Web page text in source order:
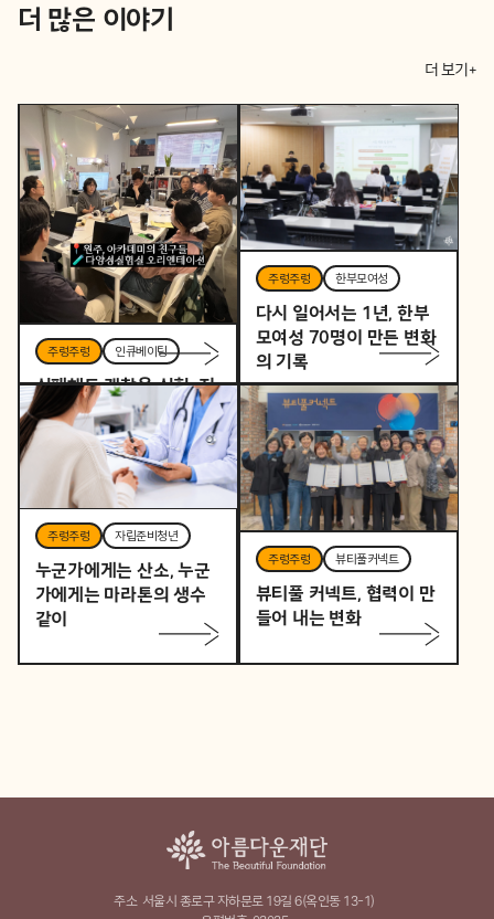
더 많은 이야기
더 보기+
주렁주렁 인큐베이팅
실패해도 괜찮은 실험, 지
역을 바꾸는 작은 시작
주렁주렁 한부모여성
다시 일어서는 1년, 한부
모여성 70명이 만든 변화
의 기록
주렁주렁 자립준비청년
누군가에게는 산소, 누군
가에게는 마라톤의 생수
같이
주렁주렁 뷰티풀커넥트
뷰티풀 커넥트, 협력이 만
들어 내는 변화
주소 서울시 종로구 자하문로 19길 6(옥인동 13-1)